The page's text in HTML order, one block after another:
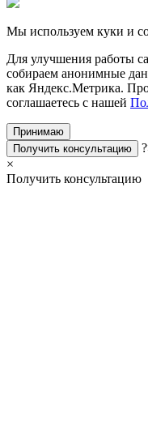
Мы используем куки и
Для улучшения работы
собираем анонимные
как Яндекс.Метрика.
соглашаетесь с нашей
Принимаю
Получить консультацию
×
Получить консультацию